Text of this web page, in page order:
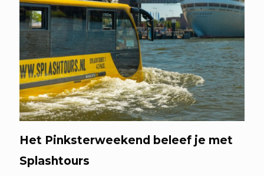
Het Pinksterweekend beleef je met
Splashtours